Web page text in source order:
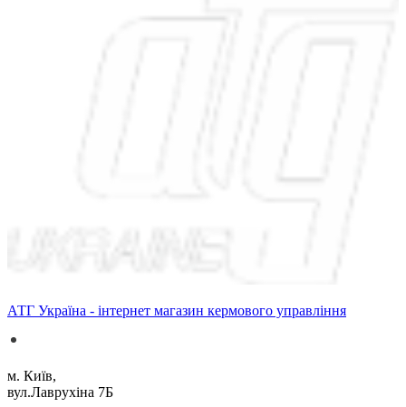
АТГ Україна - інтернет магазин кермового управління
м. Київ,
вул.Лаврухіна 7Б